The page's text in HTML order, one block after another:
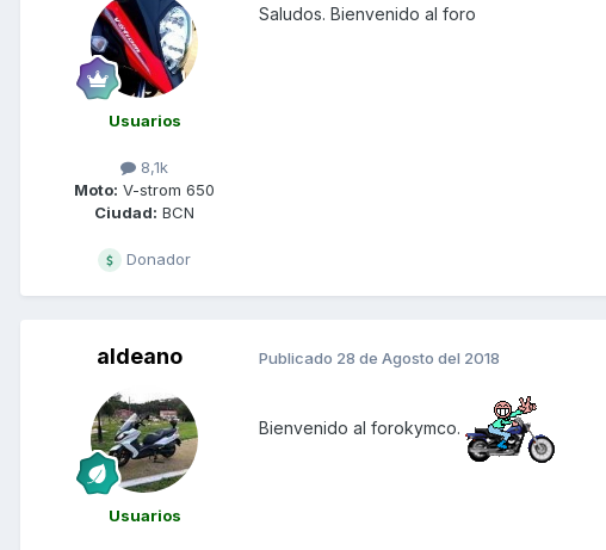
Usuarios
8,1k
Moto: V-strom 650
Ciudad: BCN
Donador
Saludos. Bienvenido al foro
aldeano
Usuarios
Publicado 28 de Agosto del 2018
Bienvenido al forokymco.